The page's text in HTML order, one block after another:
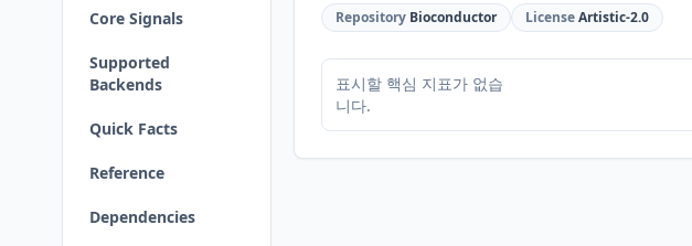
Core Signals
Supported
Backends
Quick Facts
Reference
Dependencies
Repository Bioconductor LicenseArtistic-2.0
표시할 핵심 지표가 없습
니다.